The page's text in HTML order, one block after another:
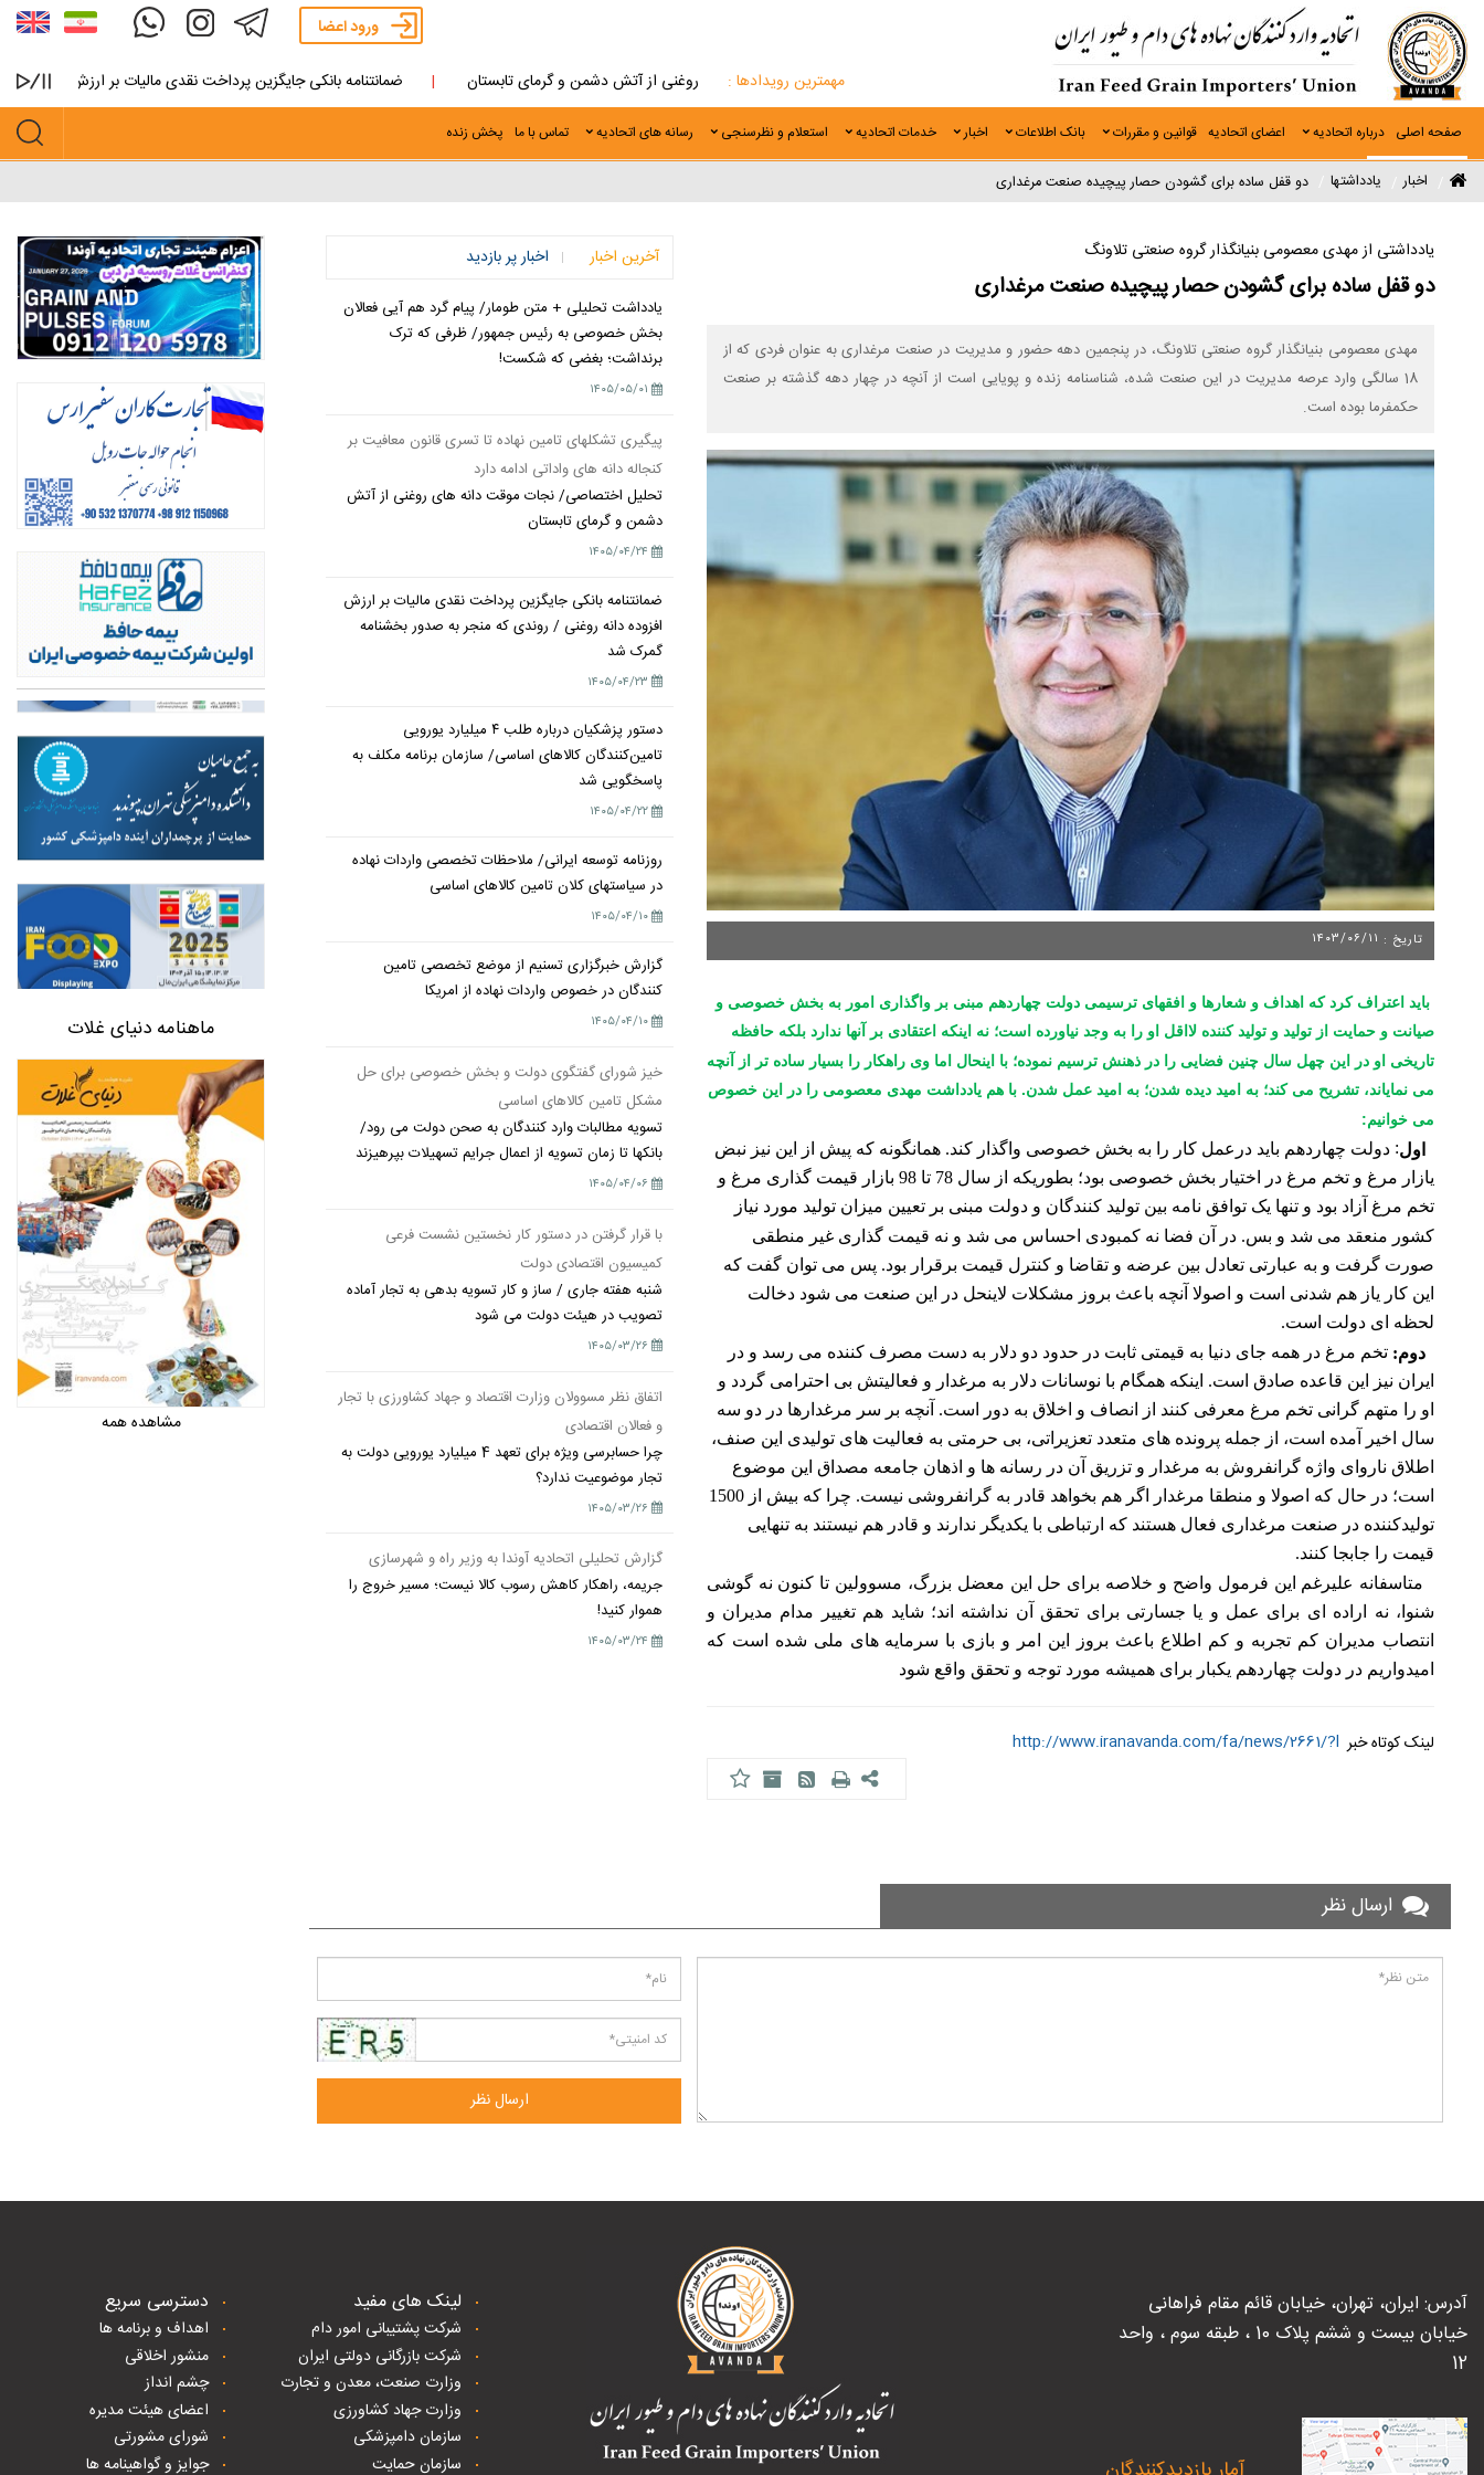
ورود اعضا
مهمترین رویدادها :
تحلیل اختصاصی/ نجات موقت دانه های روغنی از آتش دشمن و گرمای تابستان ضمانتنامه بانکی جایگزین پرداخت نقدی مالیات بر ارزش افزوده
صفحه اصلی درباره اتحادیه اعضای اتحادیه قوانین و مقررات بانک اطلاعات اخبار خدمات اتحادیه استعلام و نظرسنجی رسانه های اتحادیه تماس با ما پخش زنده
اخبار یادداشتها دو قفل ساده برای گشودن حصار پیچیده صنعت مرغداری
یادداشتی از مهدی معصومی بنیانگذار گروه صنعتی تلاونگ
دو قفل ساده برای گشودن حصار پیچیده صنعت مرغداری
مهدی معصومی بنیانگذار گروه صنعتی تلاونگ، در پنجمین دهه حضور و مدیریت در صنعت مرغداری به عنوان فردی که از
18 سالگی وارد عرصه مدیریت در این صنعت شده، شناسنامه زنده و پویایی است از آنچه در چهار دهه گذشته بر صنعت
حکمفرما بوده است.
تاریخ : ۱۴۰۳/۰۶/۱۱
باید اعتراف کرد که اهداف و شعارها و افقهای ترسیمی دولت چهاردهم مبنی بر واگذاری امور به بخش خصوصی و
صیانت و حمایت از تولید و تولید کننده لااقل او را به وجد نیاورده است؛ نه اینکه اعتقادی بر آنها ندارد بلکه حافظه
تاریخی او در این چهل سال چنین فضایی را در ذهنش ترسیم نموده؛ با اینحال اما وی راهکار را بسیار ساده تر از آنچه
می نمایاند، تشریح می کند؛ به امید دیده شدن؛ به امید عمل شدن. با هم یادداشت مهدی معصومی را در این خصوص
می خوانیم:
اول: دولت چهاردهم باید درعمل کار را به بخش خصوصی واگذار کند. همانگونه که پیش از این نیز نبض
یازار مرغ و تخم مرغ در اختیار بخش خصوصی بود؛ بطوریکه از سال 78 تا 98 بازار قیمت گذاری مرغ و
تخم مرغ آزاد بود و تنها یک توافق نامه بین تولید کنندگان و دولت مبنی بر تعیین میزان تولید مورد نیاز
کشور منعقد می شد و بس. در آن فضا نه کمبودی احساس می شد و نه قیمت گذاری غیر منطقی
صورت گرفت و به عبارتی تعادل بین عرضه و تقاضا و کنترل قیمت برقرار بود. پس می توان گفت که
این کار یاز هم شدنی است و اصولا آنچه باعث بروز مشکلات لاینحل در این صنعت می شود دخالت
لحظه ای دولت است.
دوم: تخم مرغ در همه جای دنیا به قیمتی ثابت در حدود دو دلار به دست مصرف کننده می رسد و در
ایران نیز این قاعده صادق است. اینکه همگام با نوسانات دلار به مرغدار و فعالیتش بی احترامی گردد و
او را متهم گرانی تخم مرغ معرفی کنند از انصاف و اخلاق به دور است. آنچه بر سر مرغدارها در دو سه
سال اخیر آمده است، از جمله پرونده های متعدد تعزیراتی، بی حرمتی به فعالیت های تولیدی این صنف،
اطلاق ناروای واژه گرانفروش به مرغدار و تزریق آن در رسانه ها و اذهان جامعه مصداق این موضوع
است؛ در حال که اصولا و منطقا مرغدار اگر هم بخواهد قادر به گرانفروشی نیست. چرا که بیش از 1500
تولیدکننده در صنعت مرغداری فعال هستند که ارتباطی با یکدیگر ندارند و قادر هم نیستند به تنهایی
قیمت را جابجا کنند.
متاسفانه علیرغم این فرمول واضح و خلاصه برای حل این معضل بزرگ، مسوولین تا کنون نه گوشی
شنوا، نه اراده ای برای عمل و یا جسارتی برای تحقق آن نداشته اند؛ شاید هم تغییر مدام مدیران و
انتصاب مدیران کم تجربه و کم اطلاع باعث بروز این امر و بازی با سرمایه های ملی شده است که
امیدواریم در دولت چهاردهم یکبار برای همیشه مورد توجه و تحقق واقع شود
لینک کوتاه خبر http://www.iranavanda.com/fa/news/2661/?l
آخرین اخبار اخبار پر بازدید
یادداشت تحلیلی + متن طومار/ پیام گرد هم آیی فعالان
بخش خصوصی به رئیس جمهور/ ظرفی که ترک
برنداشت؛ بغضی که شکست!
۱۴۰۵/۰۵/۰۱
پیگیری تشکلهای تامین نهاده تا تسری قانون معافیت بر
کنجاله دانه های واداتی ادامه دارد
تحلیل اختصاصی/ نجات موقت دانه های روغنی از آتش
دشمن و گرمای تابستان
۱۴۰۵/۰۴/۲۴
ضمانتنامه بانکی جایگزین پرداخت نقدی مالیات بر ارزش
افزوده دانه روغنی / روندی که منجر به صدور بخشنامه
گمرک شد
۱۴۰۵/۰۴/۲۳
دستور پزشکیان درباره طلب ۴ میلیارد یورویی
تامین‌کنندگان کالاهای اساسی/ سازمان برنامه مکلف به
پاسخگویی شد
۱۴۰۵/۰۴/۲۲
روزنامه توسعه ایرانی/ ملاحظات تخصصی واردات نهاده
در سیاستهای کلان تامین کالاهای اساسی
۱۴۰۵/۰۴/۱۰
گزارش خبرگزاری تسنیم از موضع تخصصی تامین
کنندگان در خصوص واردات نهاده از امریکا
۱۴۰۵/۰۴/۱۰
خیز شورای گفتگوی دولت و بخش خصوصی برای حل
مشکل تامین کالاهای اساسی
تسویه مطالبات وارد کنندگان به صحن دولت می رود/
بانکها تا زمان تسویه از اعمال جرایم تسهیلات بپرهیزند
۱۴۰۵/۰۴/۰۶
با قرار گرفتن در دستور کار نخستین نشست فرعی
کمیسیون اقتصادی دولت
شنبه هفته جاری / ساز و کار تسویه بدهی به تجار آماده
تصویب در هیئت دولت می شود
۱۴۰۵/۰۳/۲۶
اتفاق نظر مسوولان وزارت اقتصاد و جهاد کشاورزی با تجار
و فعالان اقتصادی
چرا حسابرسی ویژه برای تعهد 4 میلیارد یورویی دولت به
تجار موضوعیت ندارد؟
۱۴۰۵/۰۳/۲۶
گزارش تحلیلی اتحادیه آوندا به وزیر راه و شهرسازی
جریمه، راهکار کاهش رسوب کالا نیست؛ مسیر خروج را
هموار کنید!
۱۴۰۵/۰۳/۲۴
ارسال نظر
ارسال نظر
ماهنامه دنیای غلات
مشاهده همه
آدرس: ایران، تهران، خیابان قائم مقام فراهانی
خیابان بیست و ششم پلاک 10 ، طبقه سوم ، واحد
12
لینک های مفید
شرکت پشتیبانی امور دام
شرکت بازرگانی دولتی ایران
وزارت صنعت، معدن و تجارت
وزارت جهاد کشاورزی
سازمان دامپزشکی
سازمان حمایت
دسترسی سریع
اهداف و برنامه ها
منشور اخلاقی
چشم انداز
اعضای هیئت مدیره
شورای مشورتی
جوایز و گواهینامه ها